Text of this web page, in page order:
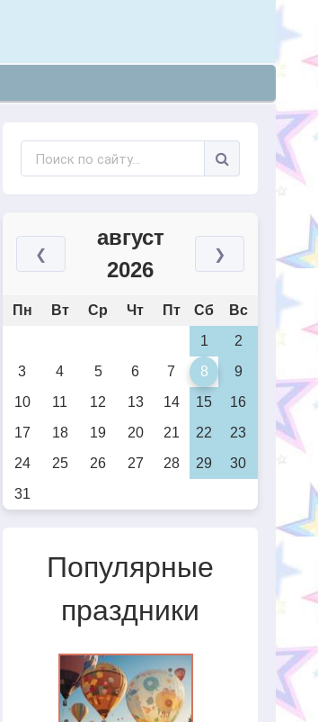
❮
август
2026
❯
Пн Вт Ср Чт Пт Сб
Вс
1
2
3
4 5 6 7 8
9
10
11 12 13 14 15
16
17
18 19 20 21 22
23
24
25 26 27 28 29
30
31
Популярные
праздники